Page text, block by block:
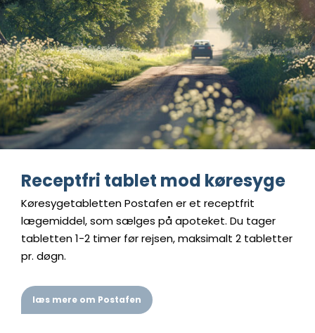
Receptfri tablet mod køresyge
Køresygetabletten Postafen er et receptfrit
lægemiddel, som sælges på apoteket. Du tager
tabletten 1-2 timer før rejsen, maksimalt 2 tabletter
pr. døgn.
læs mere om Postafen